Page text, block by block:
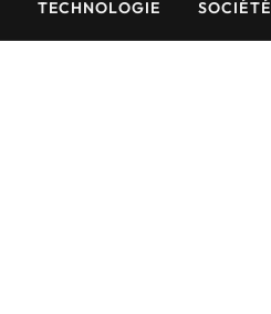
TECHNOLOGIE SOCIÉTÉ